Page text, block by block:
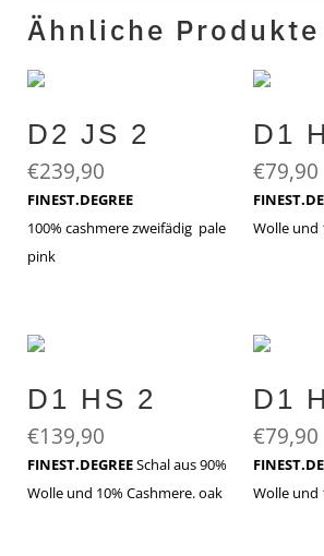
Ähnliche Produkte
D2 JS 2
€239,90
FINEST.DEGREE
100% cashmere zweifädig pale
pink
D1
€79,90
Wolle und
D1 HS 2
€139,90
FINEST.DEGREESchal aus 90%
Wolle und 10% Cashmere. oak
D1
€79,90
Wolle und